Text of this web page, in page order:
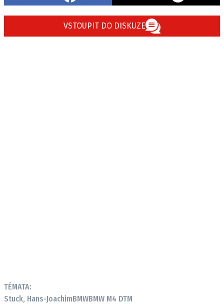
VSTOUPIT DO DISKUZE
TÉMATA:
Stuck, Hans-JoachimBMWBMW M4 DTM